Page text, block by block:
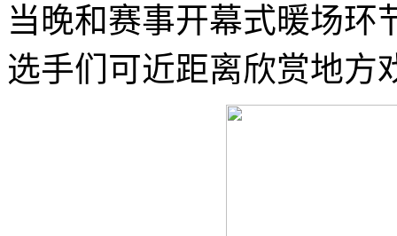
当晚和赛事开幕式暖场环
选手们可近距离欣赏地方